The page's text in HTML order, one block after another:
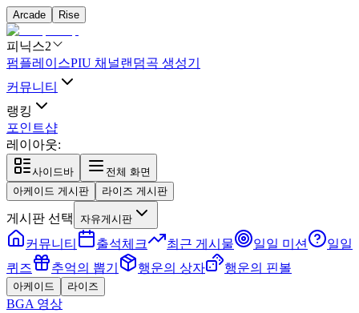
Arcade Rise
피닉스2
펌플레이스PIU 채널랜덤곡 생성기
커뮤니티
랭킹
포인트샵
레이아웃:
사이드바
전체 화면
아케이드 게시판
라이즈 게시판
게시판 선택 자유게시판
커뮤니티 출석체크 최근 게시물 일일 미션
일일
퀴즈
추억의 뽑기 행운의 상자 행운의 핀볼
아케이드 라이즈
BGA 영상